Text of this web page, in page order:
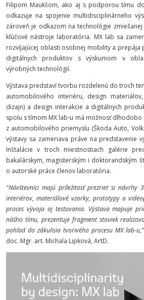
Filipom Maukšom, ako aj s podporou tímu
odkazuje na spojenie multidisciplinárneho
zároveň je odkazom na technológie
kľúčové nástroje laboratória. MX lab sa
rozvíjajúcej oblasti osobnej mobility a prepája
digitálnych produktov s výskumom v
výrobných technológií.
Výstava predstaví tvorbu rozdelenú do troch
automobilového interiéru, design
dizajn) a design interakcie a digitálnych
spolu s tímom MX lab-u má možnosť
z automobilového priemyslu (Škoda Auto,
výstavy sa zameriava práve na predstavenie
Inštalácie v troch miestnostiach galérie
bakalárskym, magisterským i doktorandským
o autorské práce členov laboratória.
"Návštevníci majú príležitosť prezrieť si návrhy
interiérov, materiálové vzorky, prototypy a
proces vývoja aj testovania. Výstava mapuje
nášho tímu, prezentuje fragment stoviek
pohľad do zákulisia tvorivého procesu MX lab-u,”
doc. Mgr. art. Michala Lipková, ArtD.